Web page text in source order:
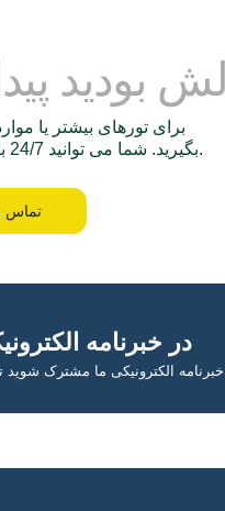
بودید
برای تورهای بیشتر یا
بگیرید. شما می توانید 24/7 با تیم پشتیبانی ما تماس بگیرید.
تماس
در خبرنامه